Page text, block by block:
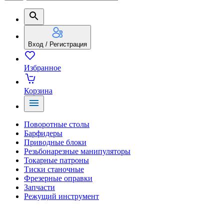
Вход / Регистрация
Избранное
Корзина
Поворотные столы
Барфидеры
Приводные блоки
Резьбонарезные манипуляторы
Токарные патроны
Тиски станочные
Фрезерные оправки
Запчасти
Режущий инструмент